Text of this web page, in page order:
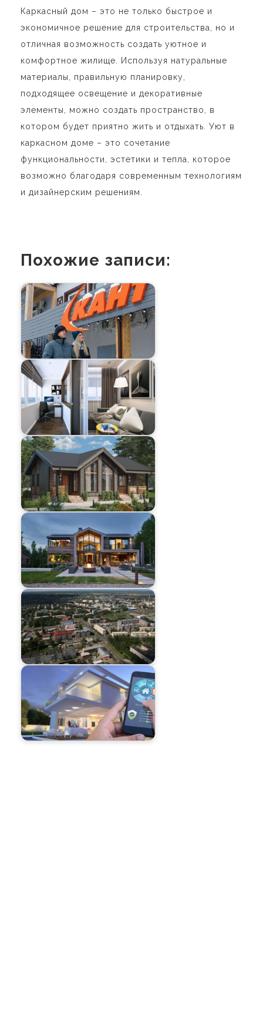
Каркасный дом – это не только быстрое и
экономичное решение для строительства, но и
отличная возможность создать уютное и
комфортное жилище. Используя натуральные
материалы, правильную планировку,
подходящее освещение и декоративные
элементы, можно создать пространство, в
котором будет приятно жить и отдыхать. Уют в
каркасном доме – это сочетание
функциональности, эстетики и тепла, которое
возможно благодаря современным технологиям
и дизайнерским решениям.
Похожие записи: